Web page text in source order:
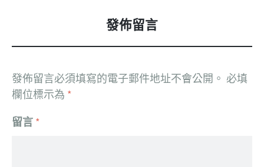
發佈留言
發佈留言必須填寫的電子郵件地址不會公開。 必填
欄位標示為 *
留言 *